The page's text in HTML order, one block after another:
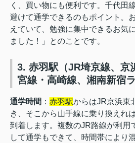
く、買い物にも便利です。千代田
避けて通学できるのもポイント。
えていて、勉強に集中できるお気
ました！」とのことです。
3. 赤羽駅（JR埼京線、京
宮線・高崎線、湘南新宿ラ
通学時間 ： 赤羽駅からはJR京浜東
き、そこから山手線に乗り換えれ
到着します。複数のJR路線が利用
して通学もできて、時間帯により